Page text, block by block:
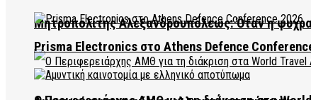
Μητροπολίτης Αλεξανδρουπόλεως: Όταν η
Prisma Electronics στο Athens Defence